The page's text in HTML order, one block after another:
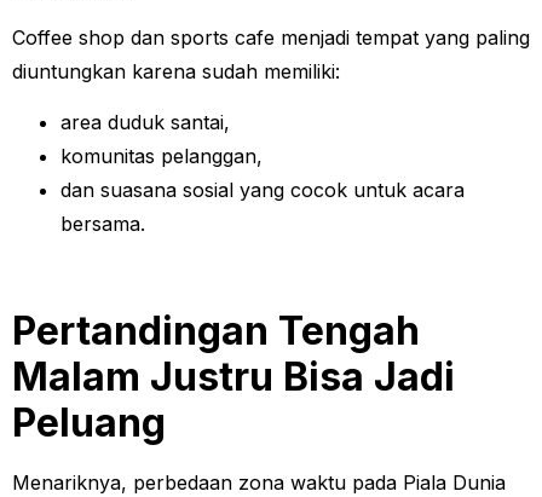
Coffee shop dan sports cafe menjadi tempat yang paling
diuntungkan karena sudah memiliki:
area duduk santai,
komunitas pelanggan,
dan suasana sosial yang cocok untuk acara
bersama.
Pertandingan Tengah
Malam Justru Bisa Jadi
Peluang
Menariknya, perbedaan zona waktu pada Piala Dunia